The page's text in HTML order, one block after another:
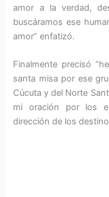
amor a la verdad,
buscáramos ese
amor” enfatizó.
Finalmente precisó
santa misa por ese
Cúcuta y del Norte
mi oración por los
dirección de los